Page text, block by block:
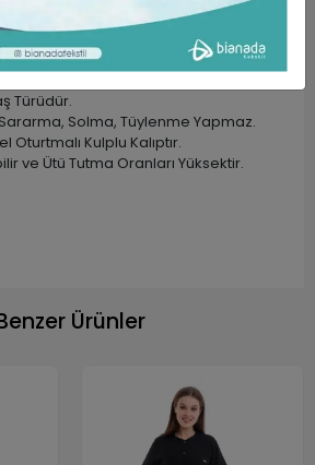
(%75 Poly + %25 Viscon)
DOKUMA Kumaşlardır.
Türüdür.
Solma, Tüylenme Yapmaz.
Oturtmalı Kulplu Kalıptır.
ve Ütü Tutma Oranları Yüksektir.
Ürünler